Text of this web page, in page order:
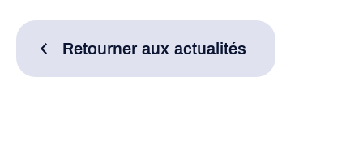
Retourner aux actualités